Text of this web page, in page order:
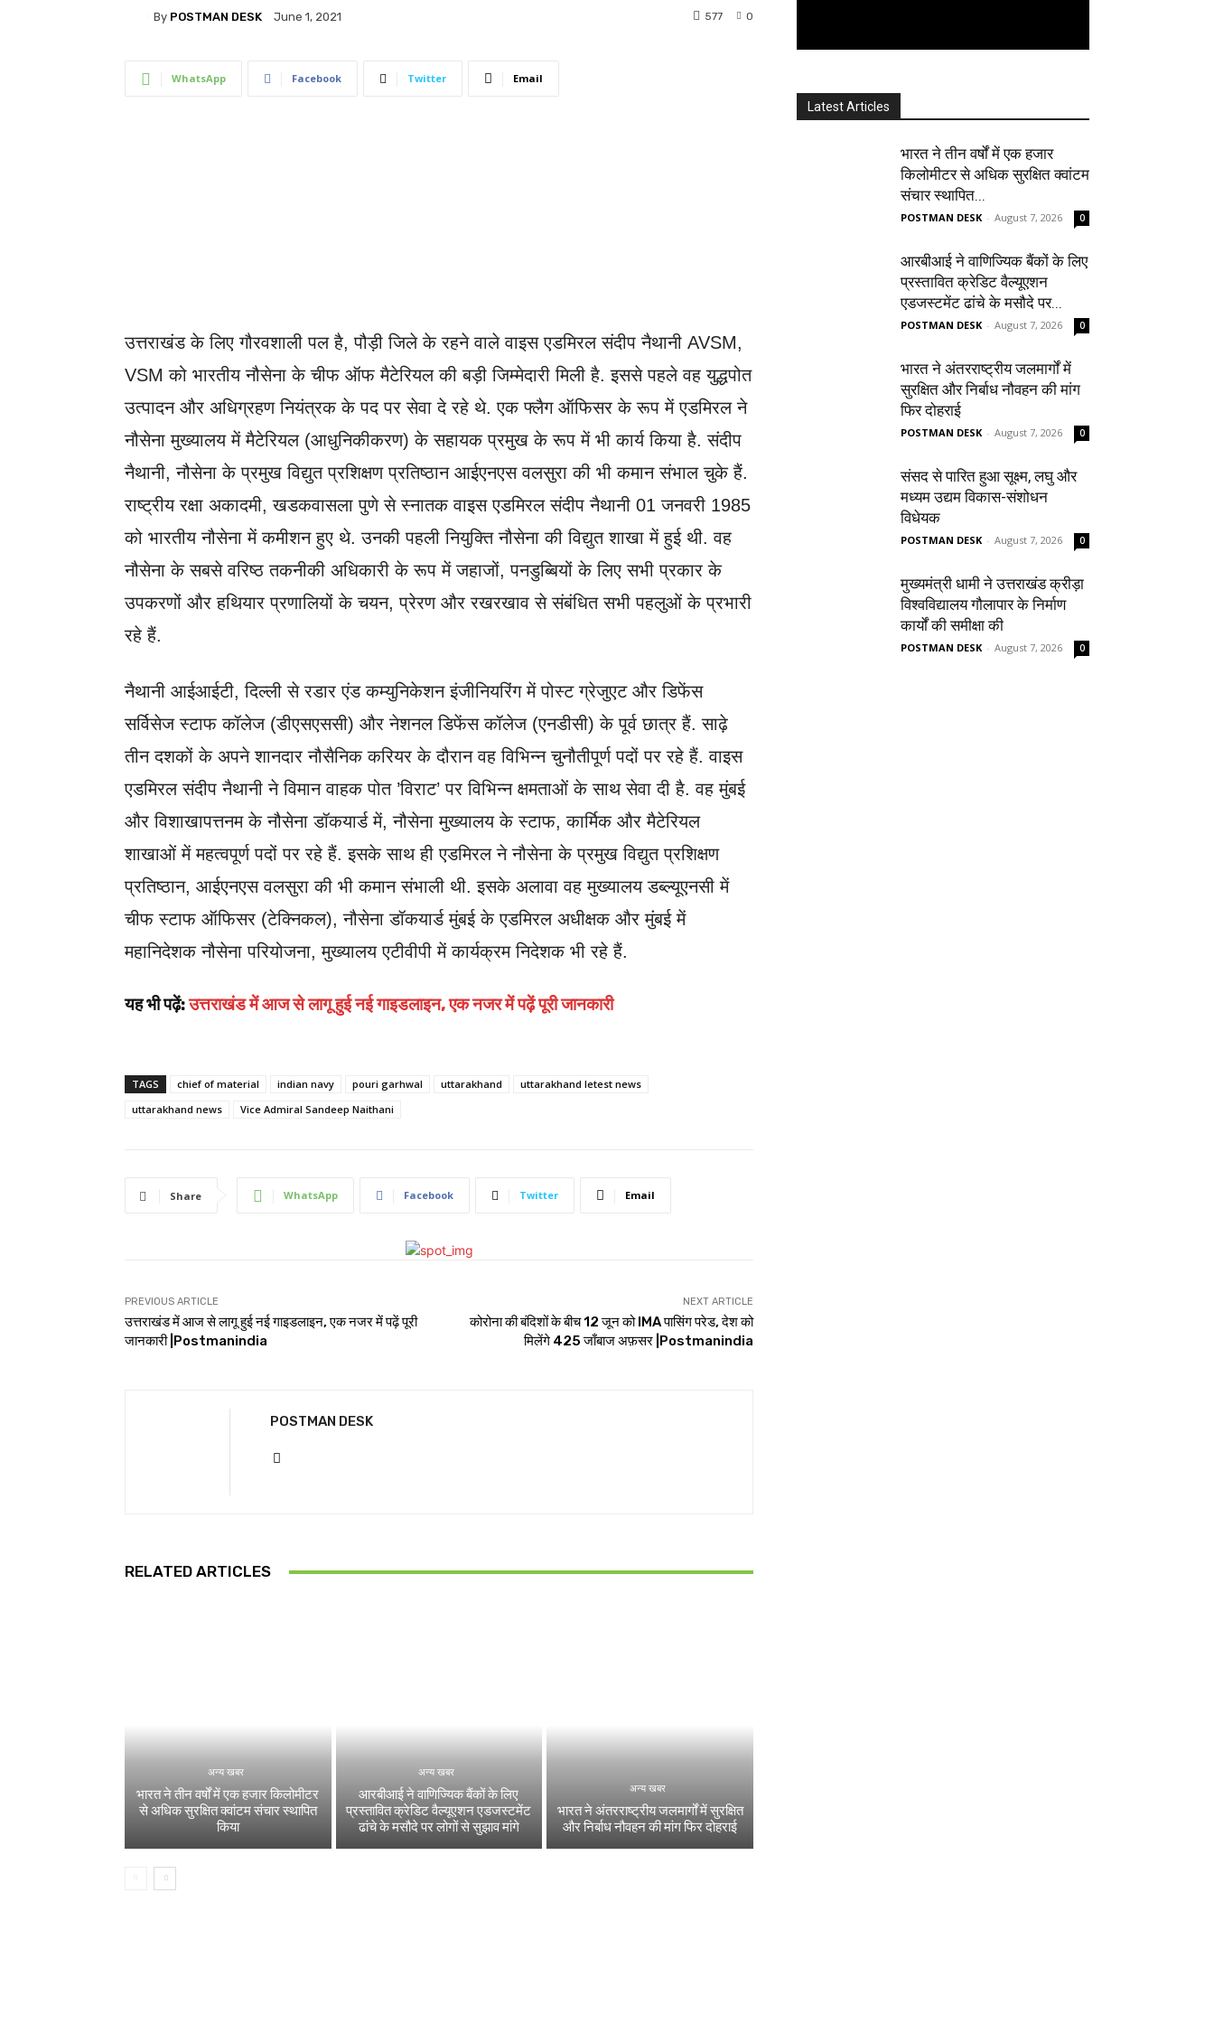
By POSTMAN DESK June 1, 2021 0
577
WhatsApp Facebook Twitter Email
उत्तराखंड के लिए गौरवशाली पल है, पौड़ी जिले के रहने वाले वाइस एडमिरल संदीप नैथानी AVSM,
VSM को भारतीय नौसेना के चीफ ऑफ मैटेरियल की बड़ी जिम्मेदारी मिली है. इससे पहले वह युद्धपोत
उत्पादन और अधिग्रहण नियंत्रक के पद पर सेवा दे रहे थे. एक फ्लैग ऑफिसर के रूप में एडमिरल ने
नौसेना मुख्यालय में मैटेरियल (आधुनिकीकरण) के सहायक प्रमुख के रूप में भी कार्य किया है. संदीप
नैथानी, नौसेना के प्रमुख विद्युत प्रशिक्षण प्रतिष्ठान आईएनएस वलसुरा की भी कमान संभाल चुके हैं.
राष्ट्रीय रक्षा अकादमी, खडकवासला पुणे से स्नातक वाइस एडमिरल संदीप नैथानी 01 जनवरी 1985
को भारतीय नौसेना में कमीशन हुए थे. उनकी पहली नियुक्ति नौसेना की विद्युत शाखा में हुई थी. वह
नौसेना के सबसे वरिष्ठ तकनीकी अधिकारी के रूप में जहाजों, पनडुब्बियों के लिए सभी प्रकार के
उपकरणों और हथियार प्रणालियों के चयन, प्रेरण और रखरखाव से संबंधित सभी पहलुओं के प्रभारी
रहे हैं.
नैथानी आईआईटी, दिल्ली से रडार एंड कम्युनिकेशन इंजीनियरिंग में पोस्ट ग्रेजुएट और डिफेंस
सर्विसेज स्टाफ कॉलेज (डीएसएससी) और नेशनल डिफेंस कॉलेज (एनडीसी) के पूर्व छात्र हैं. साढ़े
तीन दशकों के अपने शानदार नौसैनिक करियर के दौरान वह विभिन्न चुनौतीपूर्ण पदों पर रहे हैं. वाइस
एडमिरल संदीप नैथानी ने विमान वाहक पोत ’विराट’ पर विभिन्न क्षमताओं के साथ सेवा दी है. वह मुंबई
और विशाखापत्तनम के नौसेना डॉकयार्ड में, नौसेना मुख्यालय के स्टाफ, कार्मिक और मैटेरियल
शाखाओं में महत्वपूर्ण पदों पर रहे हैं. इसके साथ ही एडमिरल ने नौसेना के प्रमुख विद्युत प्रशिक्षण
प्रतिष्ठान, आईएनएस वलसुरा की भी कमान संभाली थी. इसके अलावा वह मुख्यालय डब्ल्यूएनसी में
चीफ स्टाफ ऑफिसर (टेक्निकल), नौसेना डॉकयार्ड मुंबई के एडमिरल अधीक्षक और मुंबई में
महानिदेशक नौसेना परियोजना, मुख्यालय एटीवीपी में कार्यक्रम निदेशक भी रहे हैं.
यह भी पढ़ें:उत्तराखंड में आज से लागू हुई नई गाइडलाइन, एक नजर में पढ़ें पूरी जानकारी
TAGS chief of material indian navy pouri garhwal uttarakhand
uttarakhand letest news
uttarakhand news
Vice Admiral Sandeep Naithani
Share WhatsApp Facebook Twitter Email
PREVIOUS ARTICLE
उत्तराखंड में आज से लागू हुई नई गाइडलाइन, एक नजर में पढ़ें पूरी
जानकारी |Postmanindia
NEXT ARTICLE
कोरोना की बंदिशों के बीच 12 जून को IMA पासिंग परेड, देश को
मिलेंगे 425 जाँबाज अफ़सर |Postmanindia
POSTMAN DESK
RELATED ARTICLES
अन्य खबर
भारत ने तीन वर्षों में एक हजार किलोमीटर
से अधिक सुरक्षित क्वांटम संचार स्थापित
किया
अन्य खबर
आरबीआई ने वाणिज्यिक बैंकों के लिए
प्रस्तावित क्रेडिट वैल्यूएशन एडजस्टमेंट
ढांचे के मसौदे पर लोगों से सुझाव मांगे
अन्य खबर
भारत ने अंतरराष्ट्रीय जलमार्गों में सुरक्षित
और निर्बाध नौवहन की मांग फिर दोहराई
Latest Articles
भारत ने तीन वर्षों में एक हजार
किलोमीटर से अधिक सुरक्षित क्वांटम
संचार स्थापित...
POSTMAN DESK - August 7, 2026 0
आरबीआई ने वाणिज्यिक बैंकों के लिए
प्रस्तावित क्रेडिट वैल्यूएशन
एडजस्टमेंट ढांचे के मसौदे पर...
POSTMAN DESK - August 7, 2026 0
भारत ने अंतरराष्ट्रीय जलमार्गों में
सुरक्षित और निर्बाध नौवहन की मांग
फिर दोहराई
POSTMAN DESK - August 7, 2026 0
संसद से पारित हुआ सूक्ष्म, लघु और
मध्यम उद्यम विकास-संशोधन
विधेयक
POSTMAN DESK - August 7, 2026 0
मुख्यमंत्री धामी ने उत्तराखंड क्रीड़ा
विश्वविद्यालय गौलापार के निर्माण
कार्यों की समीक्षा की
POSTMAN DESK - August 7, 2026 0